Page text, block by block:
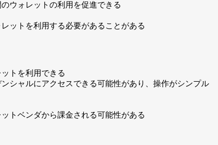
ウォレットの利用を促進できる
ットを利用する必要があることがある
トを利用できる
シャルにアクセスできる可能性があり、操作がシンプル
トベンダから課金される可能性がある